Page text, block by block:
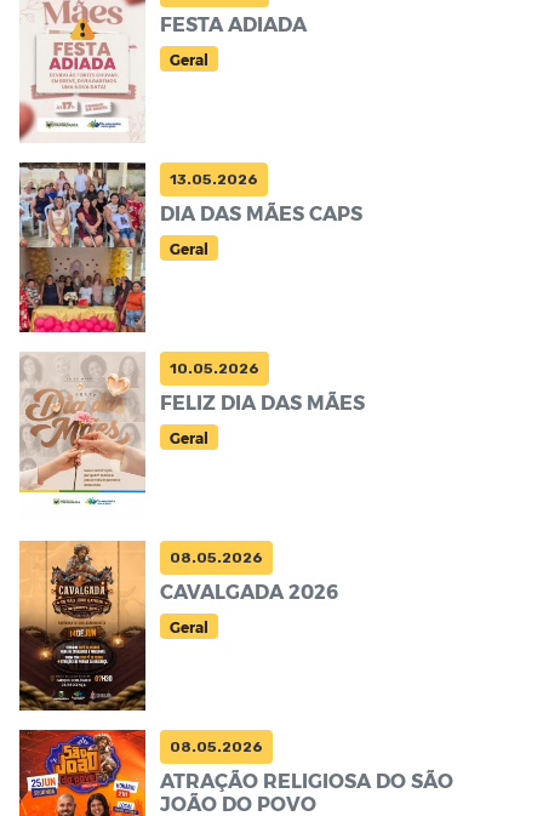
FESTA ADIADA
Geral
13.05.2026
DIA DAS MÃES CAPS
Geral
10.05.2026
FELIZ DIA DAS MÃES
Geral
08.05.2026
CAVALGADA 2026
Geral
08.05.2026
ATRAÇÃO RELIGIOSA DO SÃO
JOÃO DO POVO